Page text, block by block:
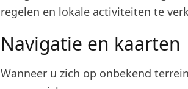
regelen en lokale activiteiten te
Navigatie en kaarten
Wanneer u zich op onbekend